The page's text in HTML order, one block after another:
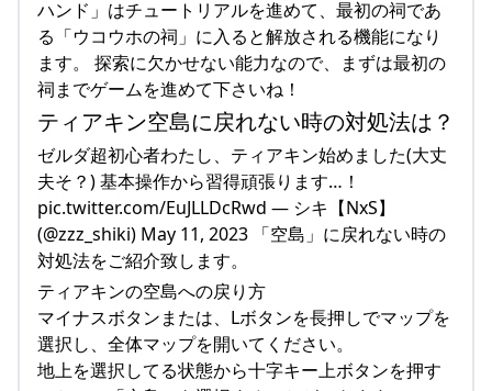
ハンド」はチュートリアルを進めて、最初の祠であ
る「ウコウホの祠」に入ると解放される機能になり
ます。 探索に欠かせない能力なので、まずは最初の
祠までゲームを進めて下さいね！
ティアキン空島に戻れない時の対処法は？
ゼルダ超初心者わたし、ティアキン始めました(大丈
夫そ？) 基本操作から習得頑張ります…！
pic.twitter.com/EuJLLDcRwd — シキ【NxS】
(@zzz_shiki) May 11, 2023 「空島」に戻れない時の
対処法をご紹介致します。
ティアキンの空島への戻り方
マイナスボタンまたは、Lボタンを長押しでマップを
選択し、全体マップを開いてください。
地上を選択してる状態から十字キー上ボタンを押す